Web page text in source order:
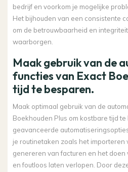
bedrijf en voorkom je mogelijke
Het bijhouden van een consistente
om de betrouwbaarheid en
waarborgen.
Maak gebruik van de
functies van Exact
tijd te besparen.
Maak optimaal gebruik van de
Boekhouden Plus om kostbare tijd
geavanceerde
je routinetaken zoals het
genereren van facturen en het
en foutloos laten verlopen. Door